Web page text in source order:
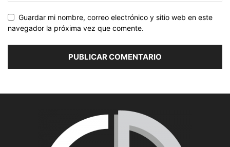
Guardar mi nombre, correo electrónico y sitio web en este
navegador la próxima vez que comente.